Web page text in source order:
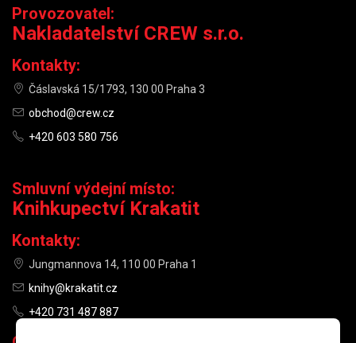
Provozovatel:
Nakladatelství CREW s.r.o.
Kontakty:
Čáslavská 15/1793, 130 00 Praha 3
obchod@crew.cz
+420 603 580 756
Smluvní výdejní místo:
Knihkupectví Krakatit
Kontakty:
Jungmannova 14, 110 00 Praha 1
knihy@krakatit.cz
+420 731 487 887